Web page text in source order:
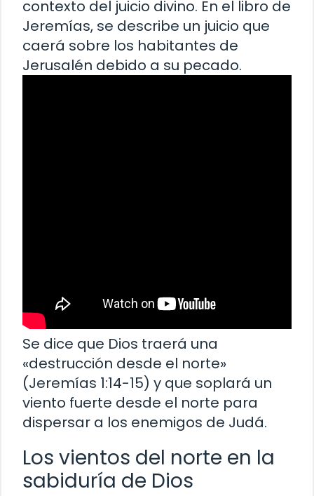
contexto del juicio divino. En el libro de
Jeremías, se describe un juicio que
caerá sobre los habitantes de
Jerusalén debido a su pecado.
Se dice que Dios traerá una
«destrucción desde el norte»
(Jeremías 1:14-15) y que soplará un
viento fuerte desde el norte para
dispersar a los enemigos de Judá.
Los vientos del norte en la
sabiduría de Dios